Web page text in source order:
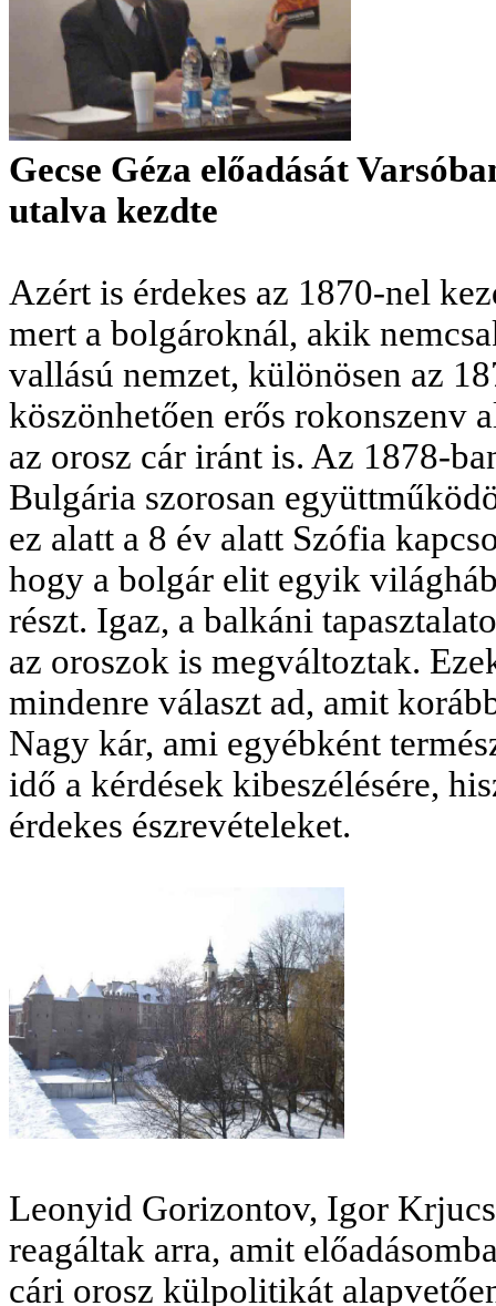
Gecse Géza előadását
utalva kezdte
Azért is érdekes az 1870-nel
mert a bolgároknál, akik
vallású nemzet, különösen az
köszönhetően erős rokonszenv
az orosz cár iránt is. Az 1878-
Bulgária szorosan
ez alatt a 8 év alatt Szófia
hogy a bolgár elit egyik
részt. Igaz, a balkáni
az oroszok is megváltoztak.
mindenre választ ad, amit
Nagy kár, ami egyébként
idő a kérdések kibeszélésére,
érdekes észrevételeket.
Leonyid Gorizontov, Igor
reagáltak arra, amit
cári orosz külpolitikát